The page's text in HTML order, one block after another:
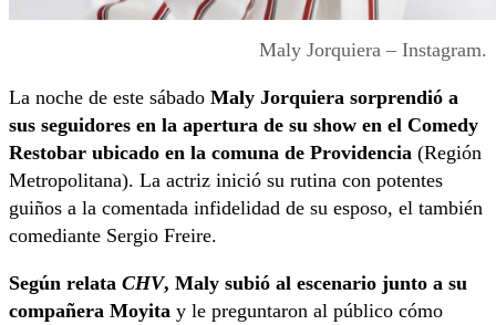
Maly Jorquiera – Instagram.
La noche de este sábado Maly Jorquiera sorprendió a
sus seguidores en la apertura de su show en el Comedy
Restobar ubicado en la comuna de Providencia (Región
Metropolitana). La actriz inició su rutina con potentes
guiños a la comentada infidelidad de su esposo, el también
comediante Sergio Freire.
Según relata CHV, Maly subió al escenario junto a su
compañera Moyita y le preguntaron al público cómo